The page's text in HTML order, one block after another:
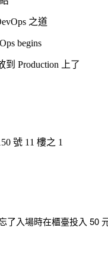
之道
begins
到 Production 上了
號 11 樓之 1
了入場時在櫃臺投入 50